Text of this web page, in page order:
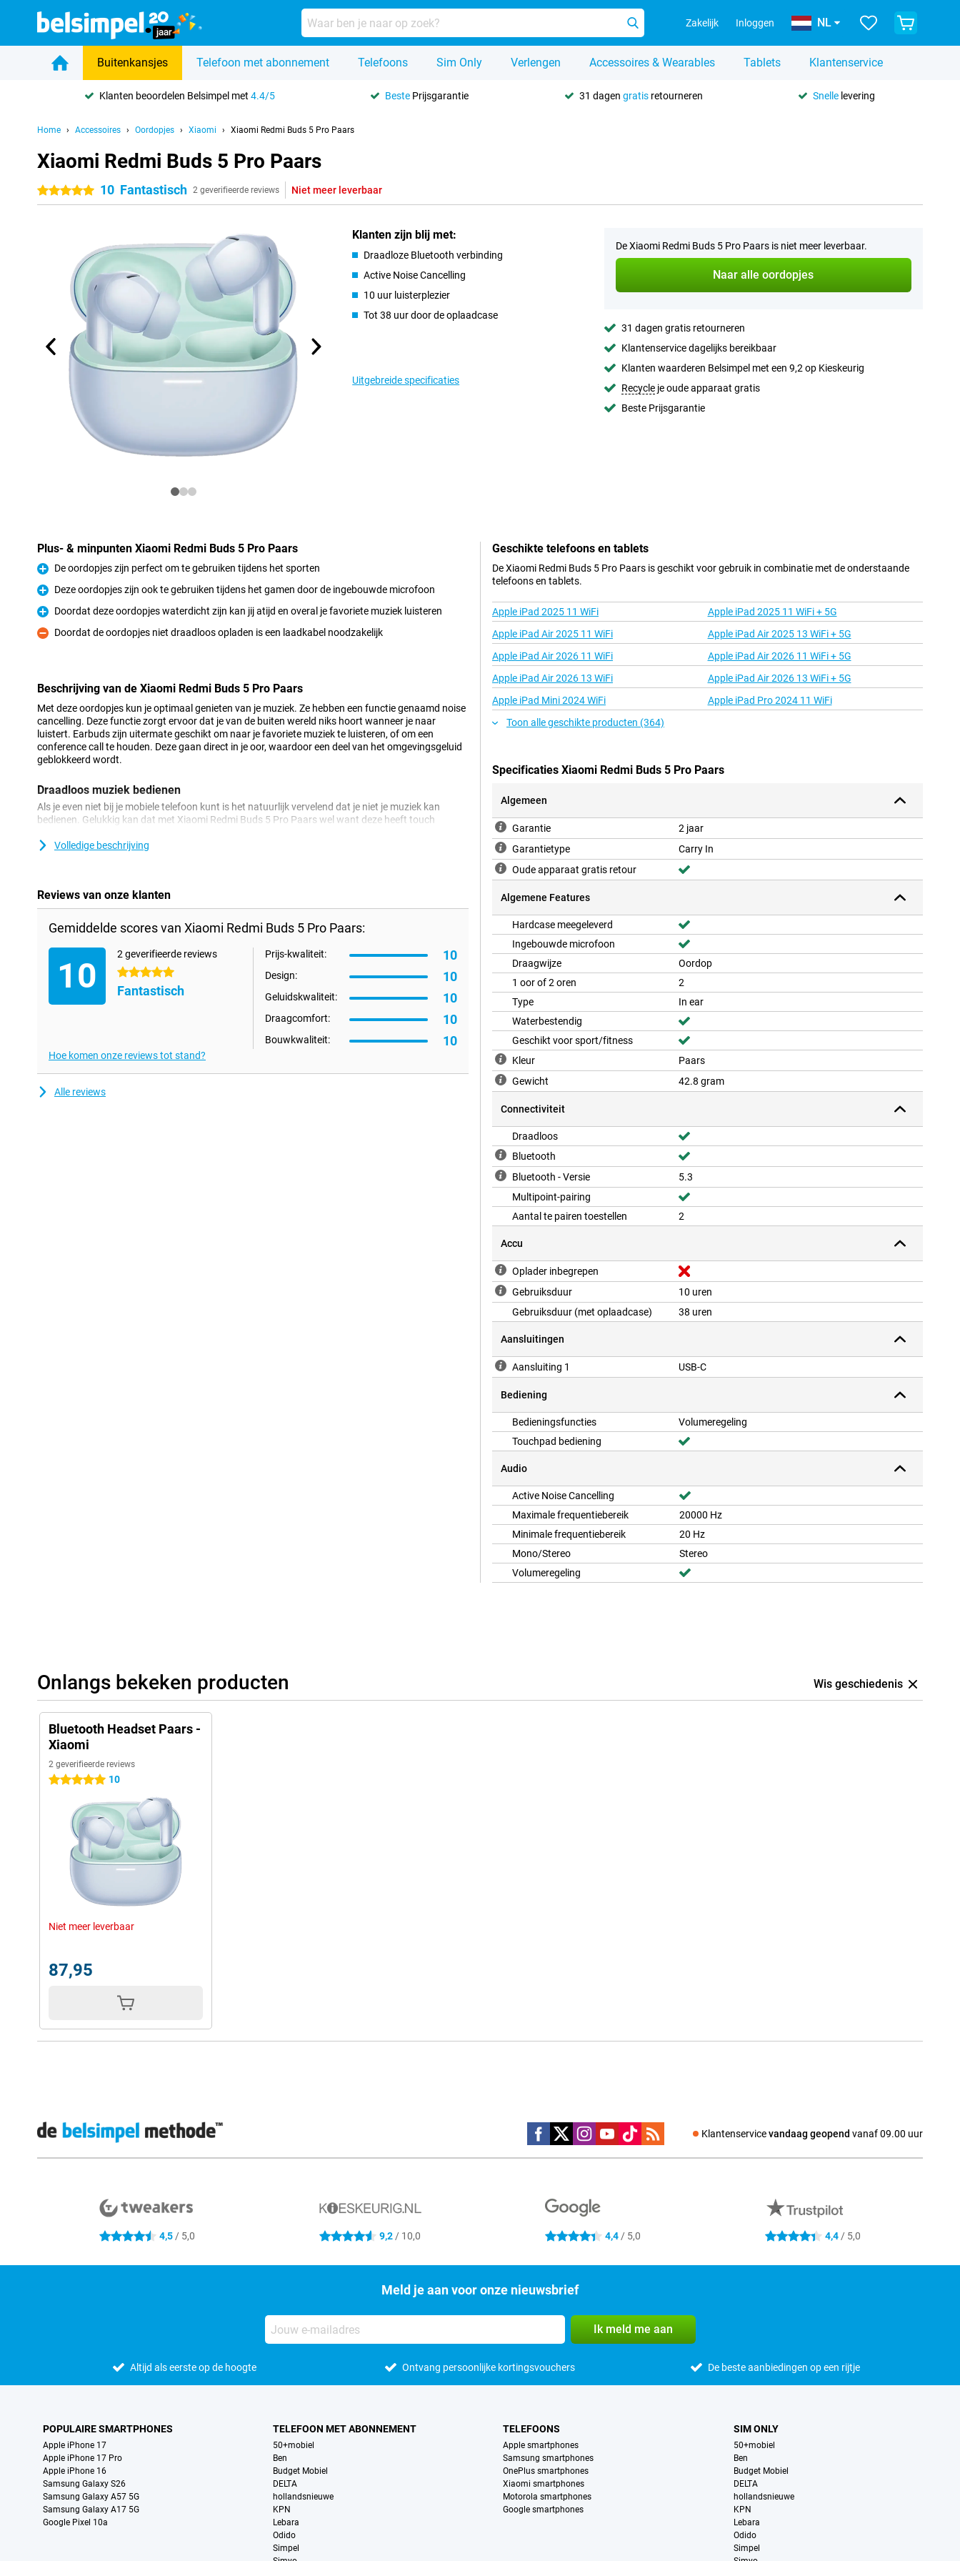
Zakelijk Inloggen NL
Buitenkansjes Telefoon met abonnement Telefoons Sim Only Verlengen Accessoires & Wearables Tablets Klantenservice
Klanten beoordelen Belsimpel met4.4/5 Beste Prijsgarantie 31 dagen gratisretourneren Snellelevering
Home Accessoires Oordopjes Xiaomi Xiaomi Redmi Buds 5 Pro Paars
Xiaomi Redmi Buds 5 Pro Paars
5 sterren10 Fantastisch 2 geverifieerde reviews Niet meer leverbaar
Klanten zijn blij met:
Draadloze Bluetooth verbinding
Active Noise Cancelling
10 uur luisterplezier
Tot 38 uur door de oplaadcase
Uitgebreide specificaties
De Xiaomi Redmi Buds 5 Pro Paars is niet meer leverbaar.
Naar alle oordopjes
31 dagen gratis retourneren
Klantenservice dagelijks bereikbaar
Klanten waarderen Belsimpel met een 9,2 op Kieskeurig
Recycleje oude apparaat gratis
Beste Prijsgarantie
Plus- & minpunten Xiaomi Redmi Buds 5 Pro Paars
Pluspunt
De oordopjes zijn perfect om te gebruiken tijdens het sporten
Pluspunt
Deze oordopjes zijn ook te gebruiken tijdens het gamen door de ingebouwde microfoon
Pluspunt
Doordat deze oordopjes waterdicht zijn kan jij atijd en overal je favoriete muziek luisteren
Minpunt
Doordat de oordopjes niet draadloos opladen is een laadkabel noodzakelijk
Beschrijving van de Xiaomi Redmi Buds 5 Pro Paars
Met deze oordopjes kun je optimaal genieten van je muziek. Ze hebben een functie genaamd noise
cancelling. Deze functie zorgt ervoor dat je van de buiten wereld niks hoort wanneer je naar
luistert. Earbuds zijn uitermate geschikt om naar je favoriete muziek te luisteren, of om een
conference call te houden. Deze gaan direct in je oor, waardoor een deel van het omgevingsgeluid
geblokkeerd wordt.
Draadloos muziek bedienen
Als je even niet bij je mobiele telefoon kunt is het natuurlijk vervelend dat je niet je muziek kan
bedienen. Gelukkig kan dat met Xiaomi Redmi Buds 5 Pro Paars wel want deze heeft touch
nieuw setje oordopjes waarmee je handsfree kan bellen, is de Xiaomi Redmi Buds 5 Pro Paars iets
Volledige beschrijving
Reviews van onze klanten
Gemiddelde scores van Xiaomi Redmi Buds 5 Pro Paars:
10
2 geverifieerde reviews
5 sterren
Fantastisch
Prijs-kwaliteit: 10
Design: 10
Geluidskwaliteit: 10
Draagcomfort: 10
Bouwkwaliteit: 10
Hoe komen onze reviews tot stand?
Alle reviews
Geschikte telefoons en tablets
De Xiaomi Redmi Buds 5 Pro Paars is geschikt voor gebruik in combinatie met de onderstaande
telefoons en tablets.
Apple iPad 2025 11 WiFi
Apple iPad 2025 11 WiFi + 5G
Apple iPad Air 2025 11 WiFi
Apple iPad Air 2025 13 WiFi + 5G
Apple iPad Air 2026 11 WiFi
Apple iPad Air 2026 11 WiFi + 5G
Apple iPad Air 2026 13 WiFi
Apple iPad Air 2026 13 WiFi + 5G
Apple iPad Mini 2024 WiFi
Apple iPad Pro 2024 11 WiFi
Toon alle geschikte producten (364)
Specificaties Xiaomi Redmi Buds 5 Pro Paars
Algemeen
Garantie
2 jaar
Garantietype
Carry In
Oude apparaat gratis retour
Algemene Features
Hardcase meegeleverd
Ingebouwde microfoon
Draagwijze
Oordop
1 oor of 2 oren
2
Type
In ear
Waterbestendig
Geschikt voor sport/fitness
Kleur
Paars
Gewicht
42.8 gram
Connectiviteit
Draadloos
Bluetooth
Bluetooth - Versie
5.3
Multipoint-pairing
Aantal te pairen toestellen
2
Accu
Oplader inbegrepen
Gebruiksduur
10 uren
Gebruiksduur (met oplaadcase)
38 uren
Aansluitingen
Aansluiting 1 USB-C
Bediening
Bedieningsfuncties
Volumeregeling
Touchpad bediening
Audio
Active Noise Cancelling
Maximale frequentiebereik
20000 Hz
Minimale frequentiebereik
20 Hz
Mono/Stereo
Stereo
Volumeregeling
Onlangs bekeken producten Wis geschiedenis
Bluetooth Headset Paars -
Xiaomi
2 geverifieerde reviews
5 sterren 10
Niet meer leverbaar
87,95
Klantenservicevandaag geopend vanaf 09.00 uur
Social media
4.5 sterren 4,5/ 5,0 4.6 sterren 9,2/ 10,0 4.4 sterren 4,4 / 5,0 4.4 sterren 4,4 / 5,0
Meld je aan voor onze nieuwsbrief
Ik meld me aan
Altijd als eerste op de hoogte Ontvang persoonlijke kortingsvouchers De beste aanbiedingen op een rijtje
POPULAIRE SMARTPHONES
Apple iPhone 17
Apple iPhone 17 Pro
Apple iPhone 16
Samsung Galaxy S26
Samsung Galaxy A57 5G
Samsung Galaxy A17 5G
Google Pixel 10a
TELEFOON MET ABONNEMENT
50+mobiel
Ben
Budget Mobiel
DELTA
hollandsnieuwe
KPN
Lebara
Odido
Simpel
TELEFOONS
Apple smartphones
Samsung smartphones
OnePlus smartphones
Xiaomi smartphones
Motorola smartphones
Google smartphones
SIM ONLY
50+mobiel
Ben
Budget Mobiel
DELTA
hollandsnieuwe
KPN
Lebara
Odido
Simpel